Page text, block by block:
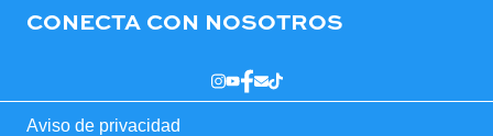
CONECTA CON NOSOTROS
Aviso de privacidad